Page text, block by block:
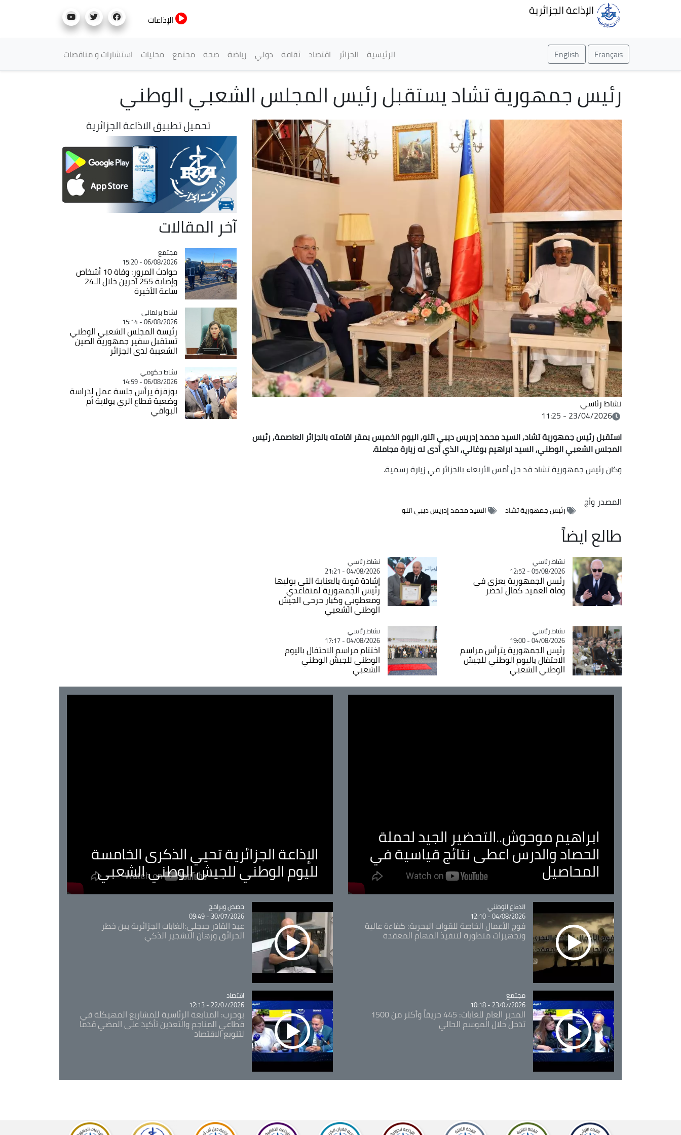
الإذاعة الجزائرية
الإذاعات
Français
English القائمة الرئيسية
الرئيسية الجزائر اقتصاد ثقافة دولي رياضة صحة مجتمع محليات استشارات و مناقصات
رئيس جمهورية تشاد يستقبل رئيس المجلس الشعبي الوطني
نشاط رئاسي
23/04/2026 - 11:25
استقبل رئيس جمهورية تشاد, السيد محمد إدريس ديبي اتنو, اليوم الخميس بمقر اقامته بالجزائر العاصمة, رئيس
المجلس الشعبي الوطني, السيد ابراهيم بوغالي, الذي أدى له زيارة مجاملة.
وكان رئيس جمهورية تشاد قد حل أمس الأربعاء بالجزائر في زيارة رسمية.
المصدر وأج
رئيس جمهورية تشاد السيد محمد إدريس ديبي اتنو
طالع ايضاً
Catégorie
نشاط رئاسي
05/08/2026 - 12:52
رئيس الجمهورية يعزي في
وفاة العميد كمال لخضر
Catégorie
نشاط رئاسي
04/08/2026 - 21:21
إشادة قوية بالعناية التي يوليها
رئيس الجمهورية لمتقاعدي
ومعطوبي وكبار جرحى الجيش
الوطني الشعبي
Catégorie
نشاط رئاسي
04/08/2026 - 19:00
رئيس الجمهورية يترأس مراسم
الاحتفال باليوم الوطني للجيش
الوطني الشعبي
Catégorie
نشاط رئاسي
04/08/2026 - 17:17
اختتام مراسم الاحتفال باليوم
الوطني للجيش الوطني
الشعبي
تحميل تطبيق الاذاعة الجزائرية
آخر المقالات
Catégorie
مجتمع
06/08/2026 - 15:20
حوادث المرور: وفاة 10 أشخاص
وإصابة 255 آخرين خلال الـ24
ساعة الأخيرة
Catégorie
نشاط برلماني
06/08/2026 - 15:14
رئيسة المجلس الشعبي الوطني
تستقبل سفير جمهورية الصين
الشعبية لدى الجزائر
Catégorie
نشاط حكومي
06/08/2026 - 14:59
بوزقزة يرأس جلسة عمل لدراسة
وضعية قطاع الري بولاية أم
البواقي
ابراهيم موحوش..التحضير الجيد لحملة
الحصاد والدرس اعطى نتائج قياسية في
المحاصيل
الإذاعة الجزائرية تحيي الذكرى الخامسة
لليوم الوطني للجيش الوطني الشعبي
Catégorie
الدفاع الوطني
04/08/2026 - 12:10
فوج الأعمال الخاصة للقوات البحرية: كفاءة عالية
وتجهيزات متطورة لتنفيذ المهام المعقدة
Catégorie
حصص وبرامج
30/07/2026 - 09:49
عبد القادر جيجلي:الغابات الجزائرية بين خطر
الحرائق ورهان التشجير الذكي
Catégorie
مجتمع
23/07/2026 - 10:18
المدير العام للغابات: 445 حريقاً وأكثر من 1500
تدخل خلال الموسم الحالي
Catégorie
اقتصاد
22/07/2026 - 12:13
بوحرب: المتابعة الرئاسية للمشاريع المهيكلة في
قطاعي المناجم والتعدين تأكيد على المضي قدما
لتنويع الاقتصاد